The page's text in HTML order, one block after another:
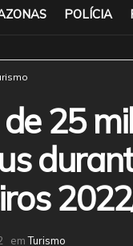
POLÍCIA
25
em Turismo